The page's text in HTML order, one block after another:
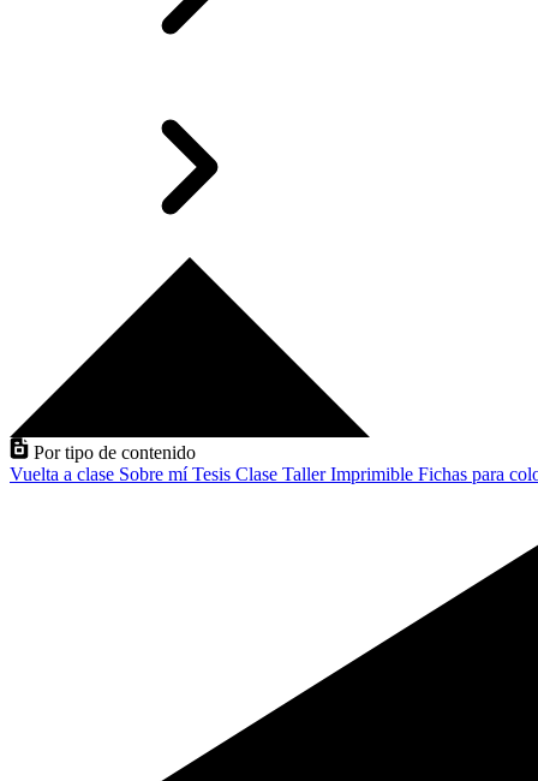
Por tipo de contenido
Vuelta a clase Sobre míTesis Clase TallerImprimible Fichas para